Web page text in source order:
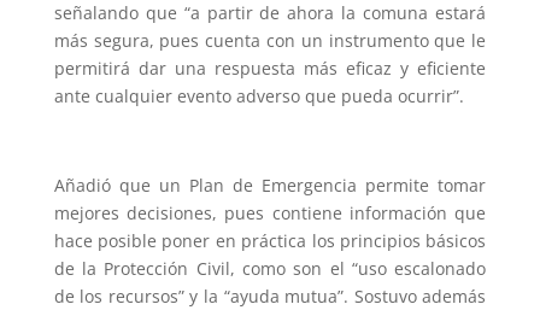
señalando que “a partir de ahora la comuna estará
más segura, pues cuenta con un instrumento que le
permitirá dar una respuesta más eficaz y eficiente
ante cualquier evento adverso que pueda ocurrir”.
Añadió que un Plan de Emergencia permite tomar
mejores decisiones, pues contiene información que
hace posible poner en práctica los principios básicos
de la Protección Civil, como son el “uso escalonado
de los recursos” y la “ayuda mutua”. Sostuvo además